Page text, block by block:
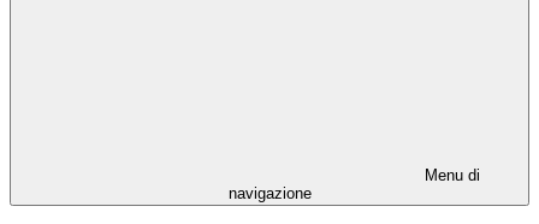
Menu di
navigazione